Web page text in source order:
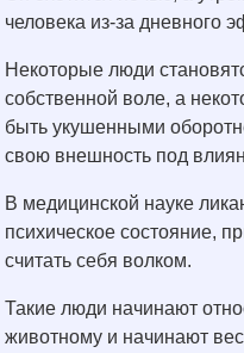
человека из-за дневного
Некоторые люди
собственной воле, а
быть укушенными
свою внешность под
В медицинской науке
психическое состояние,
считать себя волком.
Такие люди начинают
животному и начинают